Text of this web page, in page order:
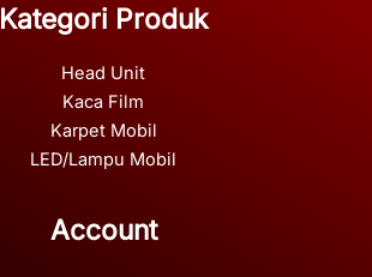
Kategori Produk
Head Unit
Kaca Film
Karpet Mobil
LED/Lampu Mobil
Account